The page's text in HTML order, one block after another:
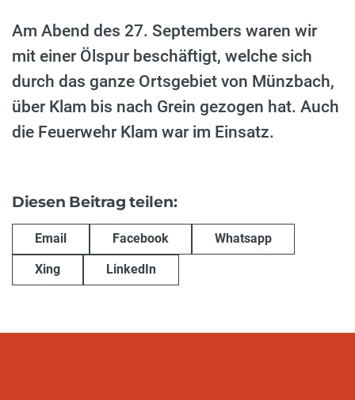
Am Abend des 27. Septembers waren wir
mit einer Ölspur beschäftigt, welche sich
durch das ganze Ortsgebiet von Münzbach,
über Klam bis nach Grein gezogen hat. Auch
die Feuerwehr Klam war im Einsatz.
Diesen Beitrag teilen:
Email Facebook Whatsapp
Xing LinkedIn